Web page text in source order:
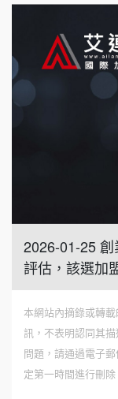
2026-01-25
評估，該選加
本網站內摘錄或轉
訊，不表明認同其
問題，請通過電子
定第一時間進行刪除